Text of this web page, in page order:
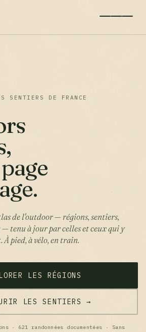
SENTIERS DE FRANCE
— tenu à jour par celles et ceux qui y
pied, à vélo, en train.
LES RÉGIONS
LES SENTIERS →
· 621 randonnées documentées · Sans